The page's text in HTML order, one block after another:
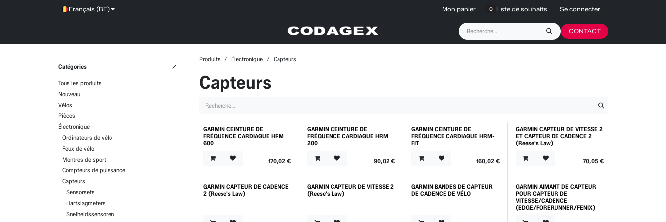
Français (BE) Mon panier 0 Liste de souhaits Se connecter
CONTACT
Catégories
Tous les produits
Nouveau
Vélos
Pièces
Électronique
Ordinateurs de vélo
Feux de vélo
Montres de sport
Compteurs de puissance
Capteurs
Sensorsets
Hartslagmeters
Snelheidssensoren
Produits Électronique Capteurs
Capteurs
GARMIN CEINTURE DE
FRÉQUENCE CARDIAQUE HRM
600
170,02 €
GARMIN CEINTURE DE
FRÉQUENCE CARDIAQUE HRM
200
90,02 €
GARMIN CEINTURE DE
FRÉQUENCE CARDIAQUE HRM-
FIT
160,02€
GARMIN CAPTEUR DE VITESSE 2
ET CAPTEUR DE CADENCE 2
(Reese's Law)
70,05€
GARMIN CAPTEUR DE CADENCE
2 (Reese's Law)
GARMIN CAPTEUR DE VITESSE 2
(Reese's Law)
GARMIN BANDES DE CAPTEUR
DE CADENCE DE VÉLO
GARMIN AIMANT DE CAPTEUR
POUR CAPTEUR DE
VITESSE/CADENCE
(EDGE/FORERUNNER/FENIX)